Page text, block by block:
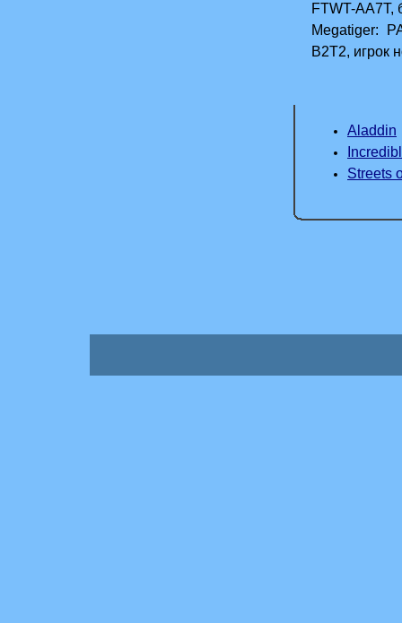
FTWT-AA7T,
Megatiger:
B2T2, игрок
Aladdin
Streets